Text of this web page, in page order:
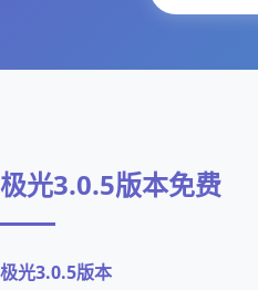
极光3.0.5版本免费
极光3.0.5版本